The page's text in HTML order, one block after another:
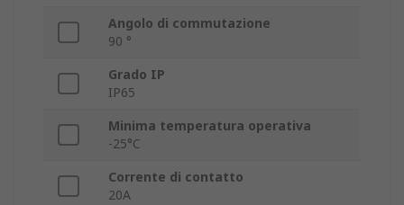
Angolo di commutazione
90 °
Grado IP
IP65
Minima temperatura operativa
-25°C
Corrente di contatto
20A